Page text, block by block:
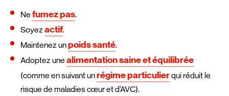
Ne fumez pas.
Soyezactif.
Maintenez unpoids santé.
Adoptez une alimentation saine et équilibrée
(comme en suivant unrégime particulierqui réduit le
risque de maladies cœur et d’AVC).